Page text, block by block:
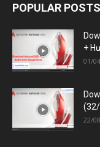
POPULAR POSTS
+
01/
22/